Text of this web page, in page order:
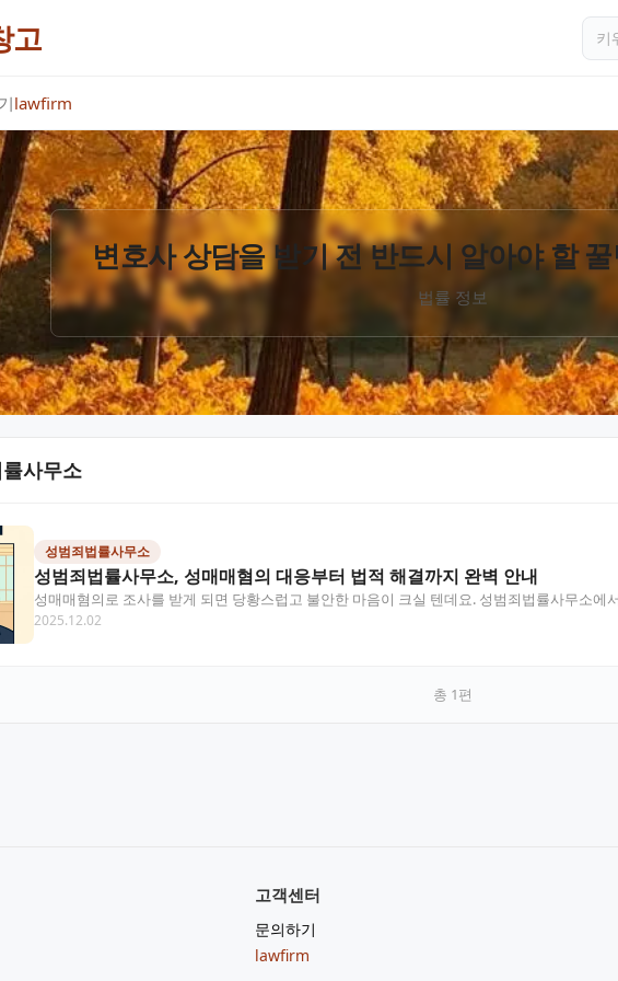
고
lawfirm
변호사 상담을 받기 전 반드시 알아야 할
법률 정보
사무소
성범죄법률사무소
성범죄법률사무소, 성매매혐의 대응부터 법적 해결까지 완벽 안내
성매매혐의로 조사를 받게 되면 당황스럽고 불안한 마음이 크실 텐데요. 성범죄법률사무소에
하고 있습니다. 이 글에서는…
2025.12.02
총 1편
고객센터
문의하기
lawfirm